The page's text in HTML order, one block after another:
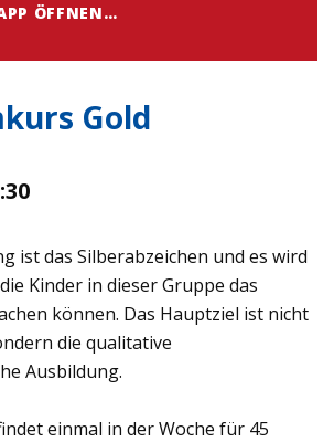
ÖFFNEN…
Gold
ist das Silberabzeichen und es wird
Kinder in dieser Gruppe das
können. Das Hauptziel ist nicht
die qualitative
Ausbildung.
einmal in der Woche für 45